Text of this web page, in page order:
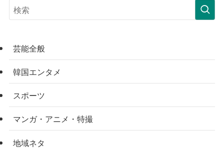
芸能全般
韓国エンタメ
スポーツ
マンガ・アニメ・特撮
地域ネタ